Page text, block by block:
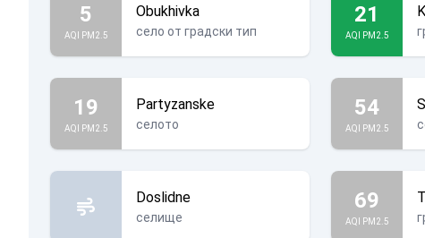
5
AQI PM2.5
Obukhivka
село от градски тип
21
AQI PM2.5
19
AQI PM2.5
Partyzanske
селото
54
AQI PM2.5
Doslidne
селище
69
AQI PM2.5